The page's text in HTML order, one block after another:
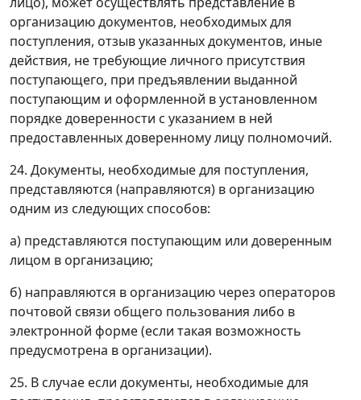
организацию документов, необходимых для
поступления, отзыв указанных документов, иные
действия, не требующие личного присутствия
поступающего, при предъявлении выданной
поступающим и оформленной в установленном
порядке доверенности с указанием в ней
предоставленных доверенному лицу полномочий.
24. Документы, необходимые для поступления,
представляются (направляются) в организацию
одним из следующих способов:
а) представляются поступающим или доверенным
лицом в организацию;
б) направляются в организацию через операторов
почтовой связи общего пользования либо в
электронной форме (если такая возможность
предусмотрена в организации).
25. В случае если документы, необходимые для